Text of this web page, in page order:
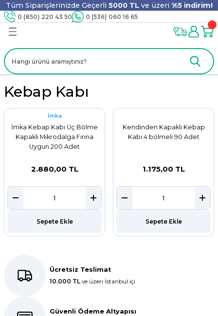
Tüm Siparişlerinizde Geçerli 5000 TLve üzeri %5 indirim!
0 (850) 220 43 50 0 (536) 060 16 65
Geri Dön
Geri Dön
Ürünleri
Geri Dön
Geri Dön
Tahta Karıştırıcı
Geri Dön
Kapları
Geri Dön
Geri Dön
Geri Dön
Kebap Kabı
İmka
İmka Kebap Kabı Üç Bölme
Kapaklı Mikrodalga Fırına
Uygun 200 Adet
2.880,00 TL
Sepete Ekle
Kendinden Kapaklı Kebap
Kabı 4 bölmeli 90 Adet
1.175,00 TL
Sepete Ekle
Ücretsiz Teslimat
10.000 TL ve üzeri İstanbul içi
Güvenli Ödeme Altyapısı